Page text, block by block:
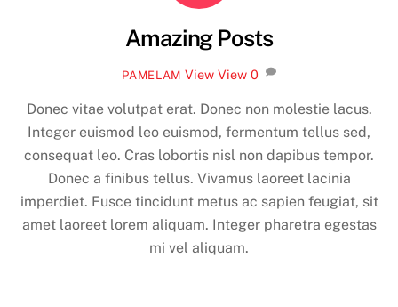
Amazing Posts
PAMELAM View View 0
Donec vitae volutpat erat. Donec non molestie lacus.
Integer euismod leo euismod, fermentum tellus sed,
consequat leo. Cras lobortis nisl non dapibus tempor.
Donec a finibus tellus. Vivamus laoreet lacinia
imperdiet. Fusce tincidunt metus ac sapien feugiat, sit
amet laoreet lorem aliquam. Integer pharetra egestas
mi vel aliquam.